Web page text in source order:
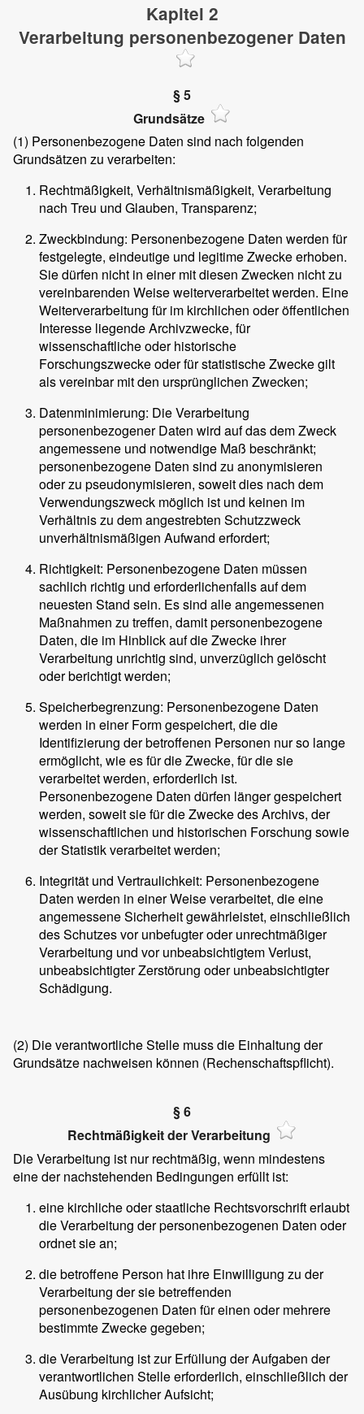
Kapitel 2
Verarbeitung personenbezogener Daten
§ 5
Grundsätze
(1) Personenbezogene Daten sind nach folgenden
Grundsätzen zu verarbeiten:
Rechtmäßigkeit, Verhältnismäßigkeit, Verarbeitung
nach Treu und Glauben, Transparenz;
Zweckbindung: Personenbezogene Daten werden für
festgelegte, eindeutige und legitime Zwecke erhoben.
Sie dürfen nicht in einer mit diesen Zwecken nicht zu
vereinbarenden Weise weiterverarbeitet werden. Eine
Weiterverarbeitung für im kirchlichen oder öffentlichen
Interesse liegende Archivzwecke, für
wissenschaftliche oder historische
Forschungszwecke oder für statistische Zwecke gilt
als vereinbar mit den ursprünglichen Zwecken;
Datenminimierung: Die Verarbeitung
personenbezogener Daten wird auf das dem Zweck
angemessene und notwendige Maß beschränkt;
personenbezogene Daten sind zu anonymisieren
oder zu pseudonymisieren, soweit dies nach dem
Verwendungszweck möglich ist und keinen im
Verhältnis zu dem angestrebten Schutzzweck
unverhältnismäßigen Aufwand erfordert;
Richtigkeit: Personenbezogene Daten müssen
sachlich richtig und erforderlichenfalls auf dem
neuesten Stand sein. Es sind alle angemessenen
Maßnahmen zu treffen, damit personenbezogene
Daten, die im Hinblick auf die Zwecke ihrer
Verarbeitung unrichtig sind, unverzüglich gelöscht
oder berichtigt werden;
Speicherbegrenzung: Personenbezogene Daten
werden in einer Form gespeichert, die die
Identifizierung der betroffenen Personen nur so lange
ermöglicht, wie es für die Zwecke, für die sie
verarbeitet werden, erforderlich ist.
Personenbezogene Daten dürfen länger gespeichert
werden, soweit sie für die Zwecke des Archivs, der
wissenschaftlichen und historischen Forschung sowie
der Statistik verarbeitet werden;
Integrität und Vertraulichkeit: Personenbezogene
Daten werden in einer Weise verarbeitet, die eine
angemessene Sicherheit gewährleistet, einschließlich
des Schutzes vor unbefugter oder unrechtmäßiger
Verarbeitung und vor unbeabsichtigtem Verlust,
unbeabsichtigter Zerstörung oder unbeabsichtigter
Schädigung.
(2) Die verantwortliche Stelle muss die Einhaltung der
Grundsätze nachweisen können (Rechenschaftspflicht).
§ 6
Rechtmäßigkeit der Verarbeitung
Die Verarbeitung ist nur rechtmäßig, wenn mindestens
eine der nachstehenden Bedingungen erfüllt ist:
eine kirchliche oder staatliche Rechtsvorschrift erlaubt
die Verarbeitung der personenbezogenen Daten oder
ordnet sie an;
die betroffene Person hat ihre Einwilligung zu der
Verarbeitung der sie betreffenden
personenbezogenen Daten für einen oder mehrere
bestimmte Zwecke gegeben;
die Verarbeitung ist zur Erfüllung der Aufgaben der
verantwortlichen Stelle erforderlich, einschließlich der
Ausübung kirchlicher Aufsicht;